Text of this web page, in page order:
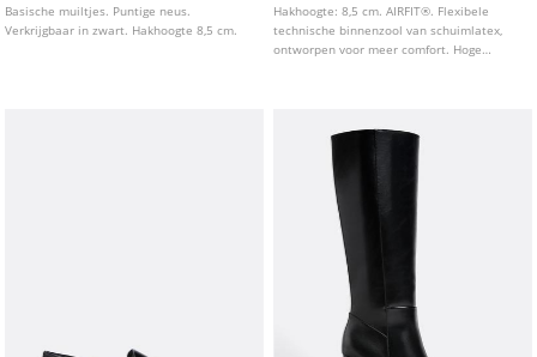
Basische muiltjes. Puntige neus.
Verkrijgbaar in zwart. Hakhoogte 8,5 cm.
Hakhoogte: 8,5 cm. AIRFIT®. Flexibele
technische binnenzool van schuimlatex,
ontworpen voor meer comfort. Hoge